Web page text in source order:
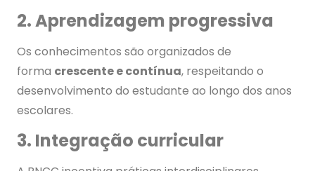
2. Aprendizagem progressiva
Os conhecimentos são organizados de
forma crescente e contínua, respeitando o
desenvolvimento do estudante ao longo dos anos
escolares.
3. Integração curricular